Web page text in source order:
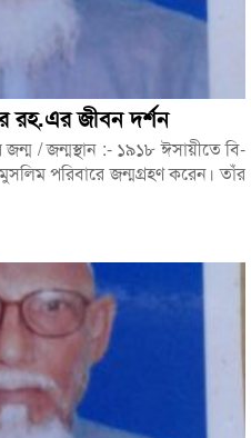
রহ.এর জীবন দর্শন
/ জন্মস্থান :- ১৯১৮ ঈসায়ীতে বি-
মুসলিম পরিবারে জন্মগ্রহণ করেন। তাঁর